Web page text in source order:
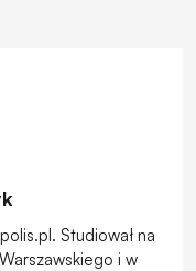
Studiował na
i w